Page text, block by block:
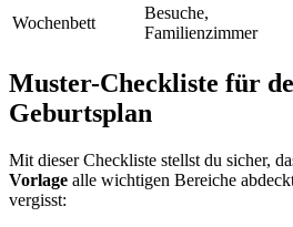
Wochenbett
Besuche,
Familienzimmer
Muster-Checkliste für
Geburtsplan
Mit dieser Checkliste stellst du sicher,
Vorlage alle wichtigen Bereiche
vergisst: